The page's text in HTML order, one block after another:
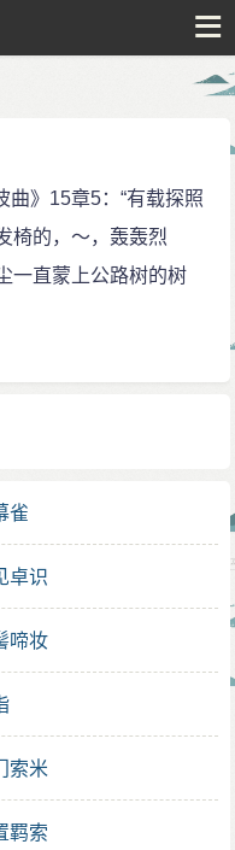
曲》15章5：“有载探照
椅的，～，轰轰烈
一直蒙上公路树的树
雀
卓识
啼妆
索米
羁索